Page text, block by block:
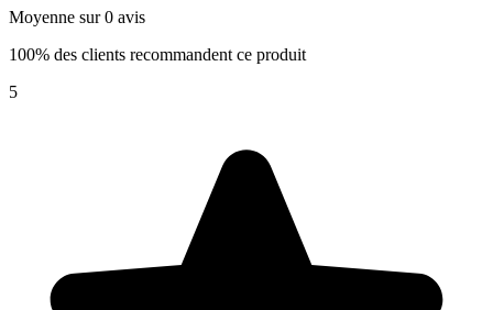
Moyenne sur 0 avis
100% des clients recommandent ce produit
5